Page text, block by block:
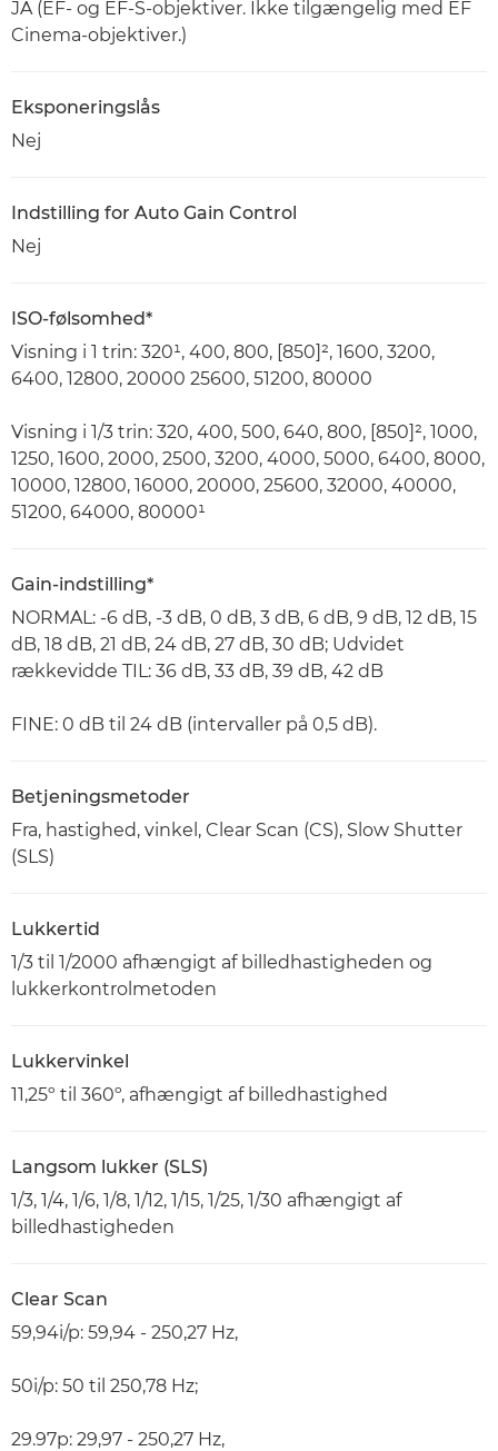
JA (EF- og EF-S-objektiver. Ikke tilgængelig med EF
Cinema-objektiver.)
Eksponeringslås
Nej
Indstilling for Auto Gain Control
Nej
ISO-følsomhed*
Visning i 1 trin: 320¹, 400, 800, [850]², 1600, 3200,
6400, 12800, 20000 25600, 51200, 80000
Visning i 1/3 trin: 320, 400, 500, 640, 800, [850]², 1000,
1250, 1600, 2000, 2500, 3200, 4000, 5000, 6400, 8000,
10000, 12800, 16000, 20000, 25600, 32000, 40000,
51200, 64000, 80000¹
Gain-indstilling*
NORMAL: -6 dB, -3 dB, 0 dB, 3 dB, 6 dB, 9 dB, 12 dB, 15
dB, 18 dB, 21 dB, 24 dB, 27 dB, 30 dB; Udvidet
rækkevidde TIL: 36 dB, 33 dB, 39 dB, 42 dB
FINE: 0 dB til 24 dB (intervaller på 0,5 dB).
Betjeningsmetoder
Fra, hastighed, vinkel, Clear Scan (CS), Slow Shutter
(SLS)
Lukkertid
1/3 til 1/2000 afhængigt af billedhastigheden og
lukkerkontrolmetoden
Lukkervinkel
11,25º til 360º, afhængigt af billedhastighed
Langsom lukker (SLS)
1/3, 1/4, 1/6, 1/8, 1/12, 1/15, 1/25, 1/30 afhængigt af
billedhastigheden
Clear Scan
59,94i/p: 59,94 - 250,27 Hz,
50i/p: 50 til 250,78 Hz;
29.97p: 29,97 - 250,27 Hz,